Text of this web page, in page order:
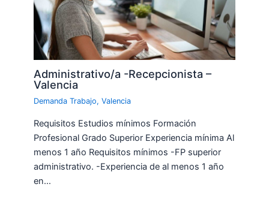
Administrativo/a -Recepcionista –
Valencia
Demanda Trabajo,Valencia
Requisitos Estudios mínimos Formación
Profesional Grado Superior Experiencia mínima Al
menos 1 año Requisitos mínimos -FP superior
administrativo. -Experiencia de al menos 1 año
en…